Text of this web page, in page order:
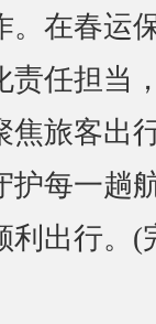
。在春运
责任担当
焦旅客出
护每一趟
利出行。(